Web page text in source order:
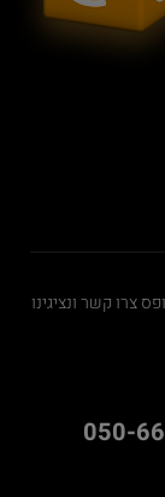
צרו קשר ונציגינו